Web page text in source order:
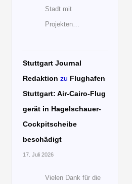
Stadt mit
Projekten…
Stuttgart Journal
Redaktion zu Flughafen
Stuttgart: Air-Cairo-Flug
gerät in Hagelschauer-
Cockpitscheibe
beschädigt
17. Juli 2026
Vielen Dank für die